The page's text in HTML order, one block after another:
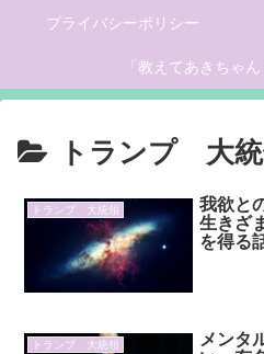
プライバシーポリシー
「教えてあきちゃ
サイトができ
トランプ 大
トランプ 大統領
我欲と
生きざ
を得る
トランプ 大統領
メンタ